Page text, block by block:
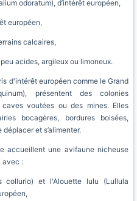
odoratum), d’intérêt européen,
européen,
calcaires,
acides, argileux ou limoneux.
d'intérêt européen comme le Grand
présentent des colonies
voutées ou des mines. Elles
bocagères, bordures boisées,
et s’alimenter.
accueillent une avifaune nicheuse
avec :
collurio) et l'Alouette lulu (Lullula